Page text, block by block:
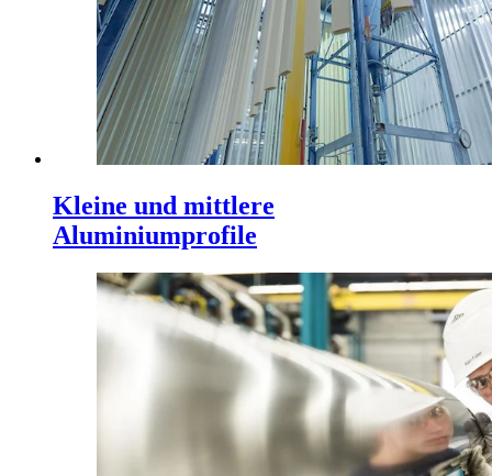
Kleine und mittlere
Aluminiumprofile